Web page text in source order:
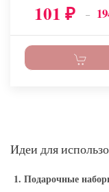
101₽ –
Идеи для
1. Подарочные